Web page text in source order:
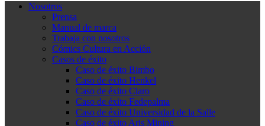
Nosotros
Prensa
Manual de marca
Trabaja con nosotros
Cómics Cultura en Acción
Casos de éxito
Caso de éxito Bimbo
Caso de éxito Henkel
Caso de éxito Claro
Caso de éxito Fedepalma
Caso de éxito Universidad de la Salle
Caso de éxito Aris Mining